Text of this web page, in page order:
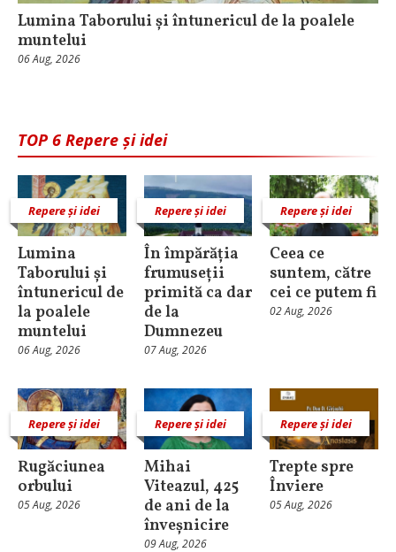
Lumina Taborului și întunericul de la poalele
muntelui
06 Aug, 2026
TOP 6 Repere și idei
Repere și idei
Lumina
Taborului și
întunericul de
la poalele
muntelui
06 Aug, 2026
Repere și idei
În împărăția
frumuseții
primită ca dar
de la
Dumnezeu
07 Aug, 2026
Repere și idei
Ceea ce
suntem, către
cei ce putem fi
02 Aug, 2026
Repere și idei
Rugăciunea
orbului
05 Aug, 2026
Repere și idei
Mihai
Viteazul, 425
de ani de la
înveșnicire
09 Aug, 2026
Repere și idei
Trepte spre
Înviere
05 Aug, 2026